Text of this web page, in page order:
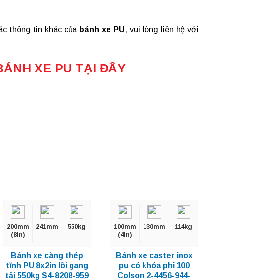
thông tin khác của bánh xe PU, vui lòng liên hệ với
XE PU TẠI ĐÂY
200mm
(8in)
241mm 550kg
Bánh xe càng thép
tĩnh PU 8x2in lõi gang
tải 550kg S4-8208-959
100mm
(4in)
130mm 114kg
Bánh xe caster inox
pu có khóa phi 100
Colson 2-4456-944-